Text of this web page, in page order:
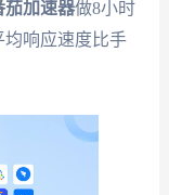
茄加速器做8小时
均响应速度比手